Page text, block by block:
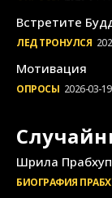
Встретите
ЛЕД ТРОНУЛСЯ
Мотивация
ОПРОСЫ 2026-03-19
Шрила
БИОГРАФИЯ